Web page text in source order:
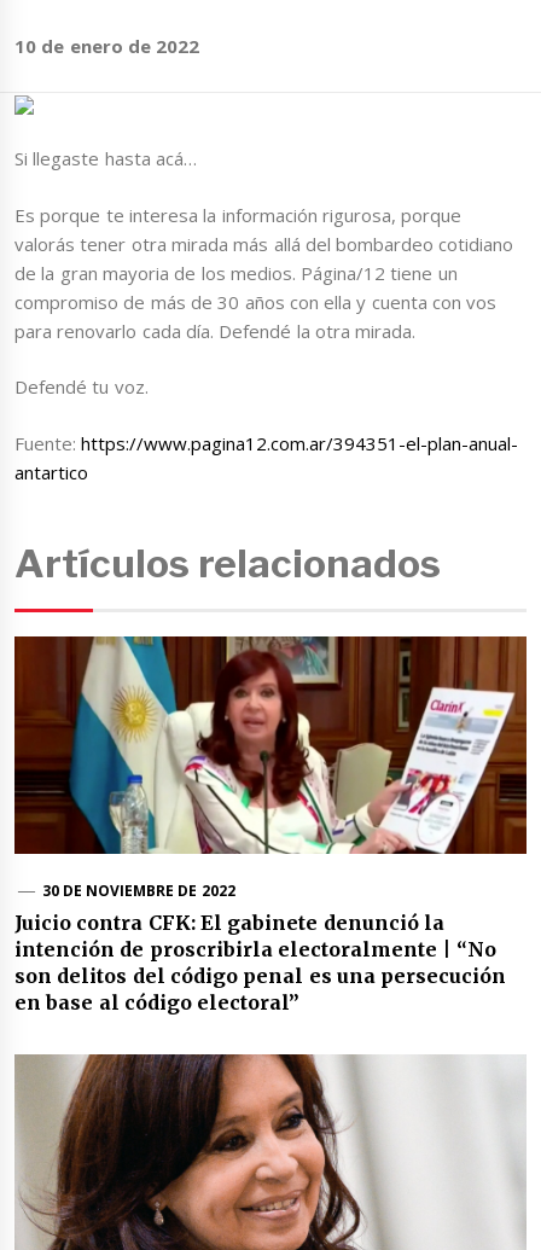
10 de enero de 2022
Si llegaste hasta acá…
Es porque te interesa la información rigurosa, porque
valorás tener otra mirada más allá del bombardeo cotidiano
de la gran mayoria de los medios. Página/12 tiene un
compromiso de más de 30 años con ella y cuenta con vos
para renovarlo cada día. Defendé la otra mirada.
Defendé tu voz.
Fuente:https://www.pagina12.com.ar/394351-el-plan-anual-
antartico
Artículos relacionados
30 DE NOVIEMBRE DE 2022
Juicio contra CFK: El gabinete denunció la
intención de proscribirla electoralmente | “No
son delitos del código penal es una persecución
en base al código electoral”